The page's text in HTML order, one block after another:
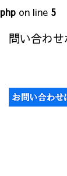
php on line 5
問い合わ